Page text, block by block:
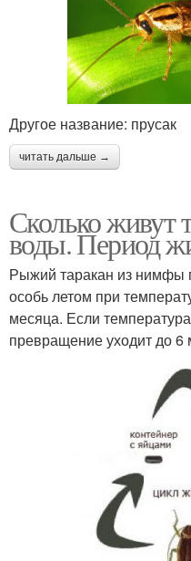
Другое название: прусак
читать дальше →
Сколько живут
воды. Период
Рыжий таракан из нимфы
особь летом при
месяца. Если
превращение уходит до 6